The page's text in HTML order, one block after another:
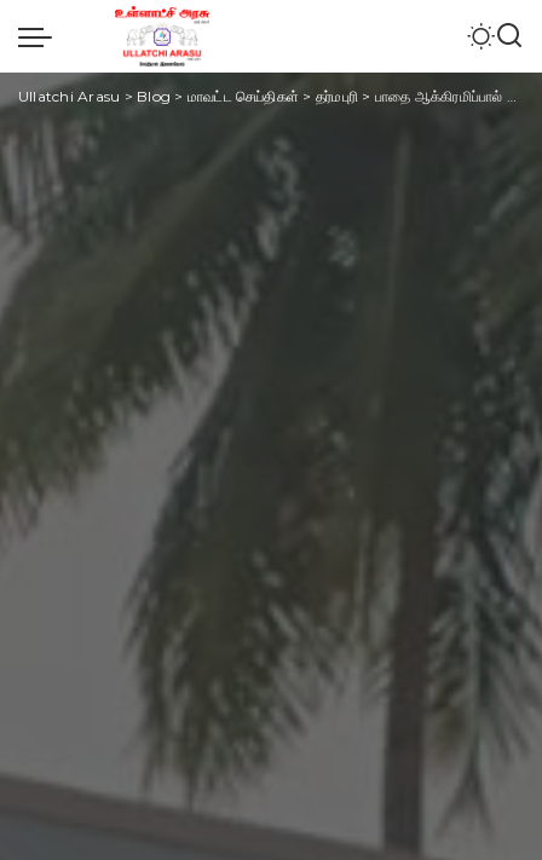
Ullatchi Arasu > Blog > மாவட்ட செய்திகள் > தர்மபுரி > பாதை ஆக்கிரமிப்பால் உடலை அடக்கம் செய்ய முடியாமல் தவிப்பு: கிராம மக்கள் சாலை மறியல்